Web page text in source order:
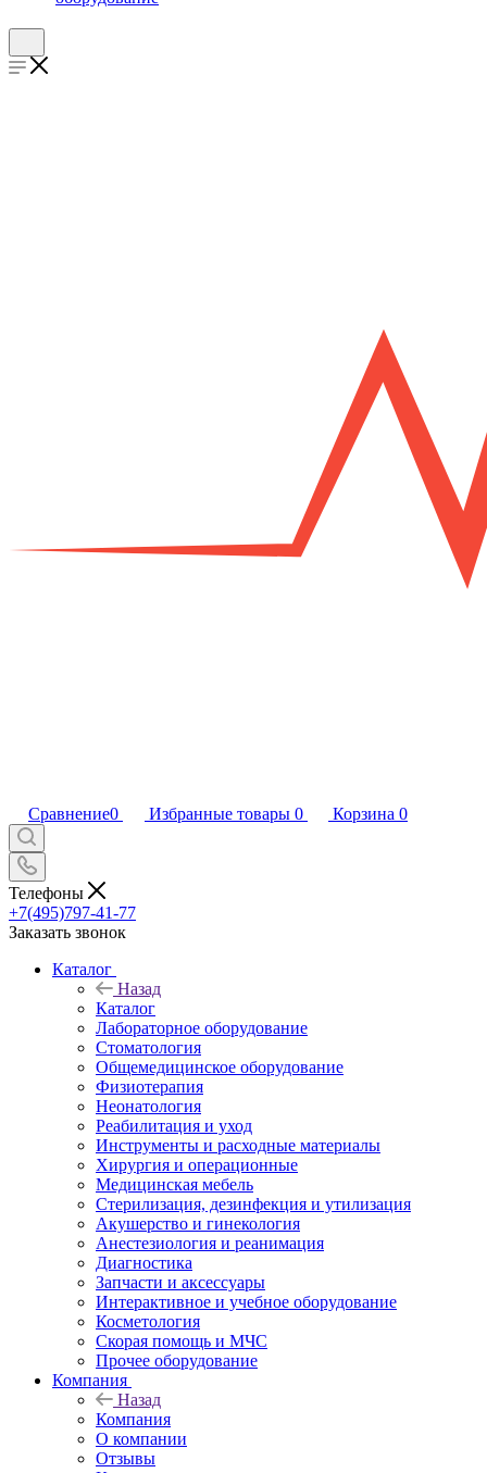
Сравнение0 Избранные товары 0 Корзина 0
Телефоны
+7(495)797-41-77
Заказать звонок
Каталог
Назад
Каталог
Лабораторное оборудование
Стоматология
Общемедицинское оборудование
Физиотерапия
Неонатология
Реабилитация и уход
Инструменты и расходные материалы
Хирургия и операционные
Медицинская мебель
Стерилизация, дезинфекция и утилизация
Акушерство и гинекология
Анестезиология и реанимация
Диагностика
Запчасти и аксессуары
Интерактивное и учебное оборудование
Косметология
Скорая помощь и МЧС
Прочее оборудование
Компания
Назад
Компания
О компании
Отзывы